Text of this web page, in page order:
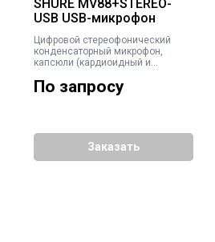
SHURE MV88+STEREO-
USB USB-микрофон
Цифровой стереофонический
конденсаторный микрофон,
капсюли (кардиоидный и
micro-B и mini-jack, ветрозащита,
кабели USB-C и USB-A, держатель
По запросу
Заказать